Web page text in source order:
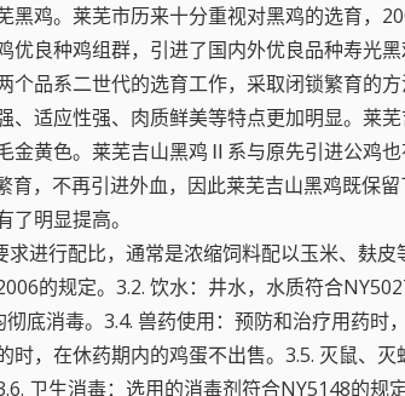
鸡。莱芜市历来十分重视对黑鸡的选育，
良种鸡组群，引进了国内外优良品种寿光
品系二世代的选育工作，采取闭锁繁育的
适应性强、肉质鲜美等特点更加明显。莱
黄色。莱芜吉山黑鸡Ⅱ系与原先引进公鸡
，不再引进外血，因此莱芜吉山黑鸡既保
明显提高。
进行配比，通常是浓缩饲料配以玉米、麸
的规定。3.2. 饮水：井水，水质符合
底消毒。3.4. 兽药使用：预防和治疗用药时
，在休药期内的鸡蛋不出售。3.5. 灭鼠、
卫生消毒：选用的消毒剂符合NY5148的